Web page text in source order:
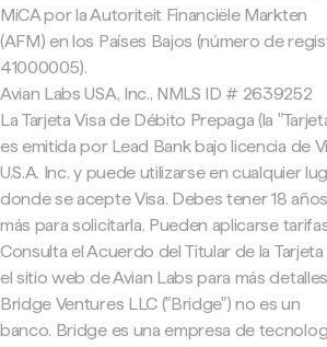
MiCA por la Autoriteit Financiële Markten
(AFM) en los Países Bajos (número de
41000005).
Avian Labs USA, Inc., NMLS ID # 2639252
La Tarjeta Visa de Débito Prepaga (la
es emitida por Lead Bank bajo licencia de
U.S.A. Inc. y puede utilizarse en cualquier
donde se acepte Visa. Debes tener 18
más para solicitarla. Pueden aplicarse
Consulta el Acuerdo del Titular de la Tarjeta
el sitio web de Avian Labs para más
Bridge Ventures LLC ("Bridge") no es un
banco. Bridge es una empresa de